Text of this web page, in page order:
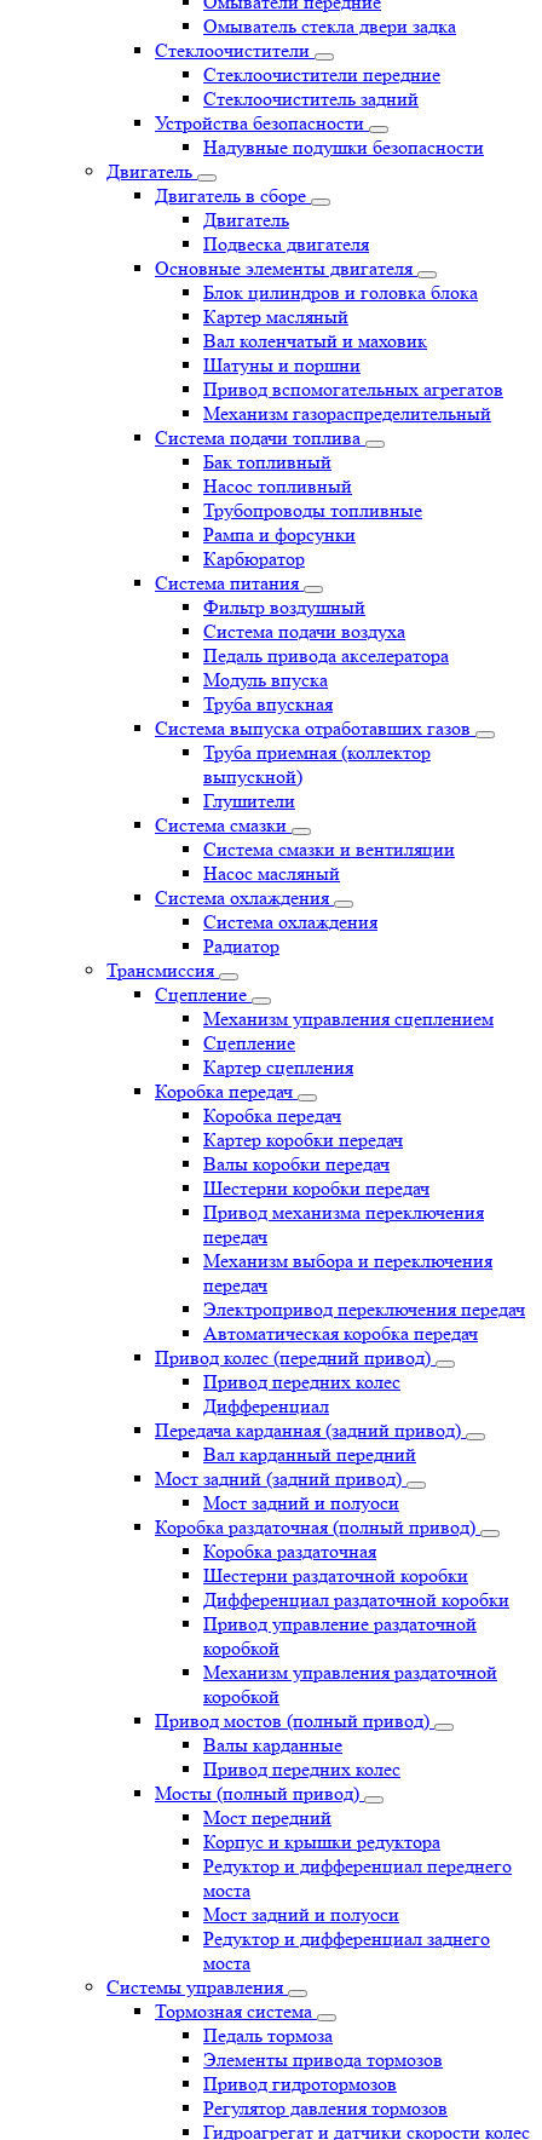
Омыватель стекла двери задка
Стеклоочистители
Стеклоочистители передние
Стеклоочиститель задний
Устройства безопасности
Надувные подушки безопасности
Двигатель
Двигатель в сборе
Двигатель
Подвеска двигателя
Основные элементы двигателя
Блок цилиндров и головка блока
Картер масляный
Вал коленчатый и маховик
Шатуны и поршни
Привод вспомогательных агрегатов
Механизм газораспределительный
Система подачи топлива
Бак топливный
Насос топливный
Трубопроводы топливные
Рампа и форсунки
Карбюратор
Система питания
Фильтр воздушный
Система подачи воздуха
Педаль привода акселератора
Модуль впуска
Труба впускная
Система выпуска отработавших газов
Труба приемная (коллектор
выпускной)
Глушители
Система смазки
Система смазки и вентиляции
Насос масляный
Система охлаждения
Система охлаждения
Радиатор
Трансмиссия
Сцепление
Механизм управления сцеплением
Сцепление
Картер сцепления
Коробка передач
Коробка передач
Картер коробки передач
Валы коробки передач
Шестерни коробки передач
Привод механизма переключения
передач
Механизм выбора и переключения
передач
Электропривод переключения передач
Автоматическая коробка передач
Привод колес (передний привод)
Привод передних колес
Дифференциал
Передача карданная (задний привод)
Вал карданный передний
Мост задний (задний привод)
Мост задний и полуоси
Коробка раздаточная (полный привод)
Коробка раздаточная
Шестерни раздаточной коробки
Дифференциал раздаточной коробки
Привод управление раздаточной
коробкой
Механизм управления раздаточной
коробкой
Привод мостов (полный привод)
Валы карданные
Привод передних колес
Мосты (полный привод)
Мост передний
Корпус и крышки редуктора
Редуктор и дифференциал переднего
моста
Мост задний и полуоси
Редуктор и дифференциал заднего
моста
Системы управления
Тормозная система
Педаль тормоза
Элементы привода тормозов
Привод гидротормозов
Регулятор давления тормозов
Гидроагрегат и датчики скорости колес